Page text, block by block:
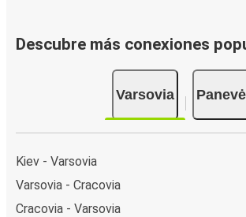
Descubre más conexiones
Varsovia
Kiev - Varsovia
Varsovia - Cracovia
Cracovia - Varsovia